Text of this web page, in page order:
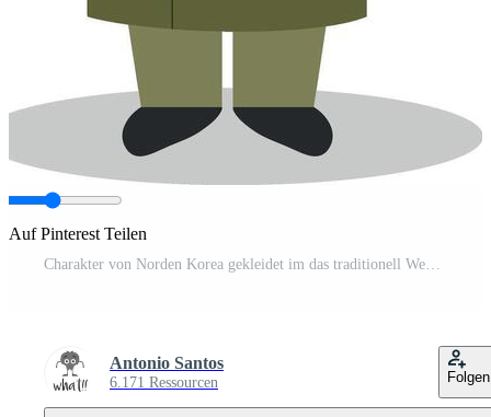
Auf Pinterest Teilen
Charakter von Norden Korea gekleidet im das traditionell Weg wie ein Militär. Illustration. Kinder von das Welt Sammlung. Pro Vektor
Antonio Santos
6.171 Ressourcen Folgen